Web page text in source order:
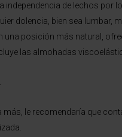
de lechos por
dolencia, bien sea
una posición más natural,
las almohadas
más, le recomendaría que